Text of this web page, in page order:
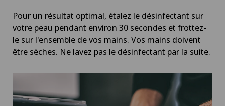
Pour un résultat optimal, étalez le désinfectant sur
votre peau pendant environ 30 secondes et frottez-
le sur l'ensemble de vos mains. Vos mains doivent
être sèches. Ne lavez pas le désinfectant par la suite.